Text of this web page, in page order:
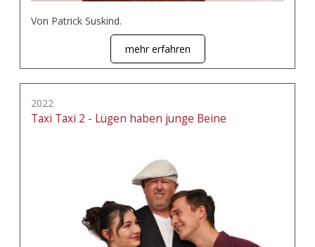
Von Patrick Suskind.
mehr erfahren
2022
Taxi Taxi 2 - Lügen haben junge Beine